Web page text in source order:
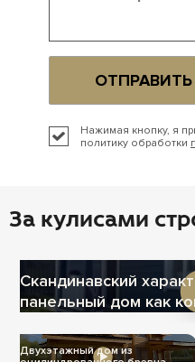
Нажимая кнопку, я
политику обработки
За кулисами
Скандинавский
панельный дом как
Двухэтажный дом из